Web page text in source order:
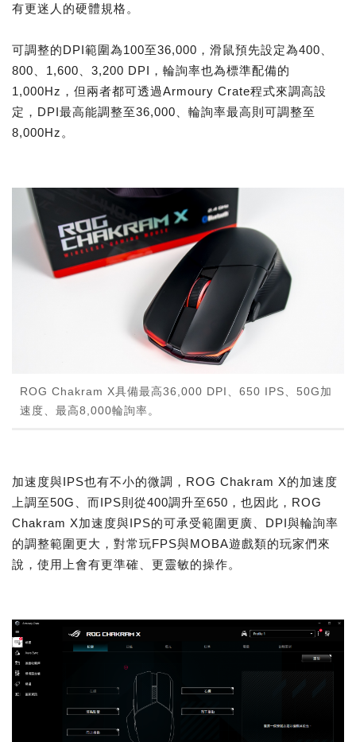
有更迷人的硬體規格。
可調整的DPI範圍為100至36,000，滑鼠預先設定為400、
800、1,600、3,200 DPI，輪詢率也為標準配備的
1,000Hz，但兩者都可透過Armoury Crate程式來調高設
定，DPI最高能調整至36,000、輪詢率最高則可調整至
8,000Hz。
ROG Chakram X具備最高36,000 DPI、650 IPS、50G加
速度、最高8,000輪詢率。
加速度與IPS也有不小的微調，ROG Chakram X的加速度
上調至50G、而IPS則從400調升至650，也因此，ROG
Chakram X加速度與IPS的可承受範圍更廣、DPI與輪詢率
的調整範圍更大，對常玩FPS與MOBA遊戲類的玩家們來
說，使用上會有更準確、更靈敏的操作。